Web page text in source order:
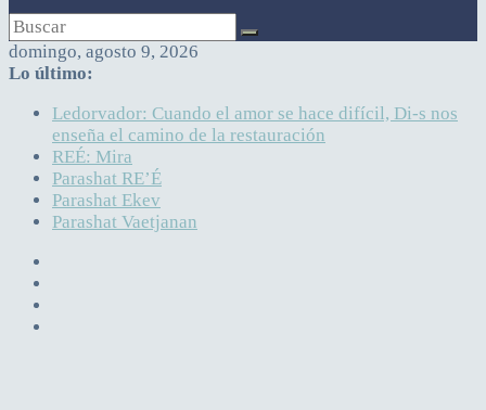
domingo, agosto 9, 2026
Lo último:
Ledorvador: Cuando el amor se hace difícil, Di-s nos
enseña el camino de la restauración
REÉ: Mira
Parashat RE’É
Parashat Ekev
Parashat Vaetjanan